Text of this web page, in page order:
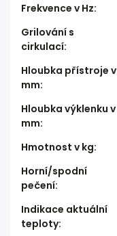
Frekvence v Hz:
Grilování s
cirkulací:
Hloubka přístroje v
mm:
Hloubka výklenku v
mm:
Hmotnost v kg:
Horní/spodní
pečení:
Indikace aktuální
teploty: